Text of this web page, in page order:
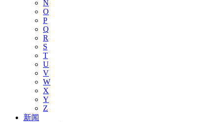
N
O
P
Q
R
S
T
U
V
W
X
Y
Z
新闻